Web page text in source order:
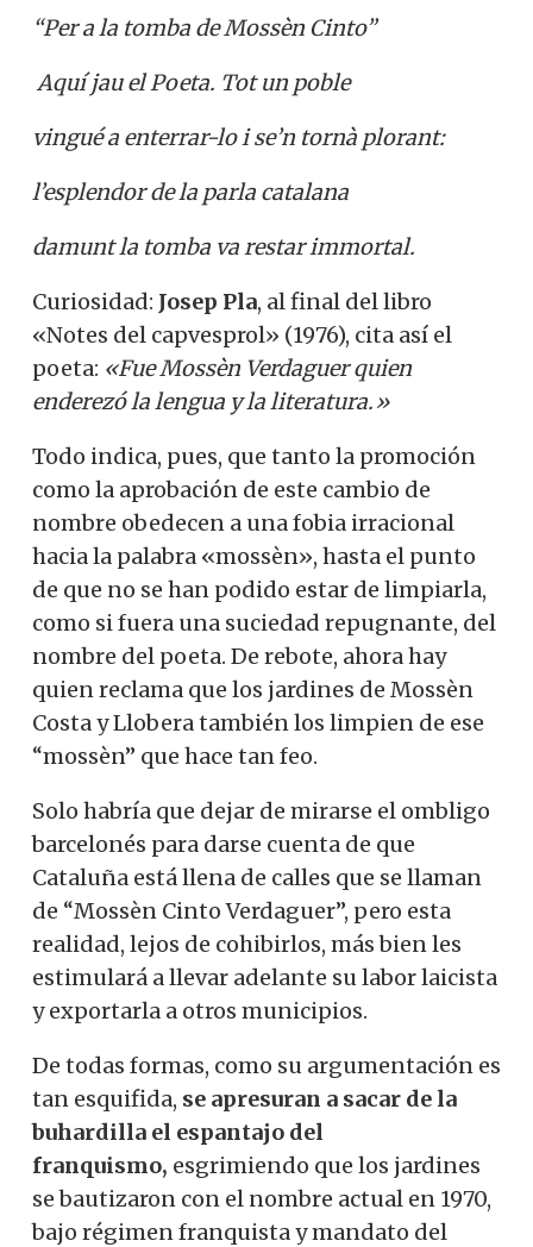
“Per a la tomba de Mossèn Cinto”
Aquí jau el Poeta. Tot un poble
vingué a enterrar-lo i se’n tornà plorant:
l’esplendor de la parla catalana
damunt la tomba va restar immortal.
Curiosidad: Josep Pla, al final del libro
«Notes del capvesprol» (1976), cita así el
poeta: «Fue Mossèn Verdaguer quien
enderezó la lengua y la literatura.»
Todo indica, pues, que tanto la promoción
como la aprobación de este cambio de
nombre obedecen a una fobia irracional
hacia la palabra «mossèn», hasta el punto
de que no se han podido estar de limpiarla,
como si fuera una suciedad repugnante, del
nombre del poeta. De rebote, ahora hay
quien reclama que los jardines de Mossèn
Costa y Llobera también los limpien de ese
“mossèn” que hace tan feo.
Solo habría que dejar de mirarse el ombligo
barcelonés para darse cuenta de que
Cataluña está llena de calles que se llaman
de “Mossèn Cinto Verdaguer”, pero esta
realidad, lejos de cohibirlos, más bien les
estimulará a llevar adelante su labor laicista
y exportarla a otros municipios.
De todas formas, como su argumentación es
tan esquifida, se apresuran a sacar de la
buhardilla el espantajo del
franquismo, esgrimiendo que los jardines
se bautizaron con el nombre actual en 1970,
bajo régimen franquista y mandato del